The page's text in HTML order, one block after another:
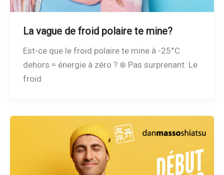
La vague de froid polaire te mine?
Est-ce que le froid polaire te mine à -25°C
dehors = énergie à zéro ? ❄️ Pas surprenant. Le
froid